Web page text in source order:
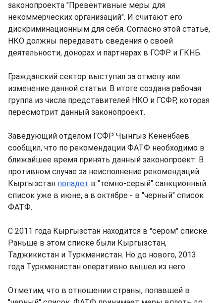
законопроекта "Превентивные меры для
некоммерческих организаций". И считают его
дискриминационным для себя. Согласно этой статье,
НКО должны передавать сведения о своей
деятельности, донорах и партнерах в ГСФР и ГКНБ.
Гражданский сектор выступил за отмену или
изменение данной статьи. В итоге создана рабочая
группа из числа представителей НКО и ГСФР, которая
пересмотрит данный законопроект.
Заведующий отделом ГСФР Чынгыз Кененбаев
сообщил, что по рекомендации ФАТФ необходимо в
ближайшее время принять данный законопроект. В
противном случае за неисполнение рекомендаций
Кыргызстан попадет в "темно-серый" санкционный
список уже в июне, а в октябре - в "черный" список
ФАТФ.
С 2011 года Кыргызстан находится в "сером" списке.
Раньше в этом списке были Кыргызстан,
Таджикистан и Туркменистан. Но до нового, 2013
года Туркменистан оперативно вышел из него.
Отметим, что в отношении страны, попавшей в